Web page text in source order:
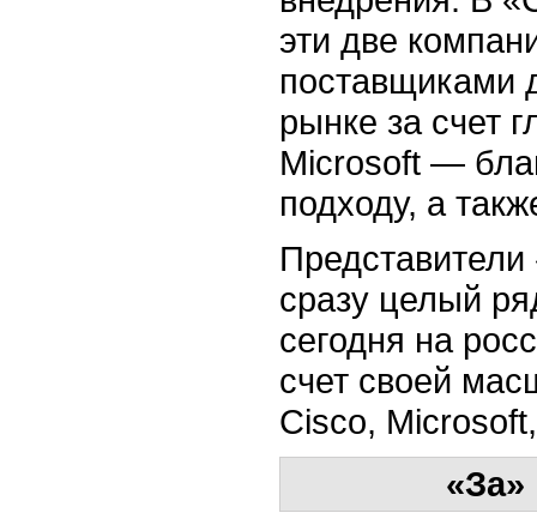
эти две
поставщиками
рынке за счет
Microsoft —
подходу, а
сразу целый
сегодня на
счет своей
Cisco,